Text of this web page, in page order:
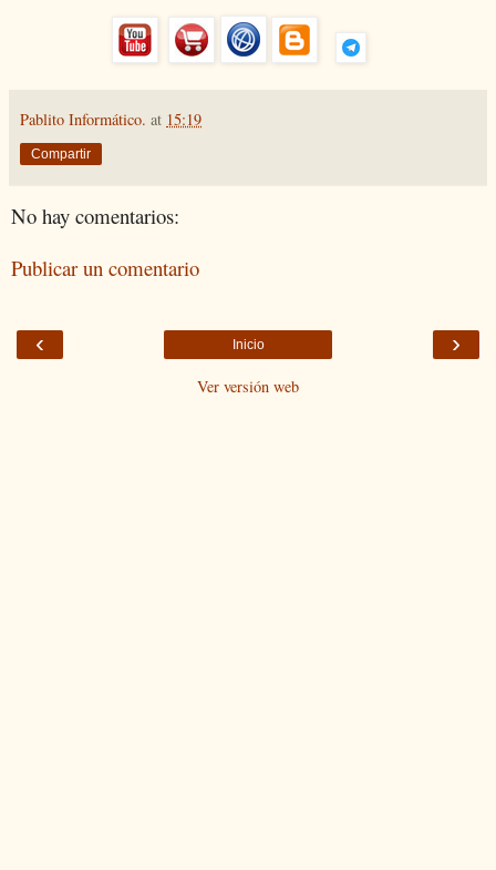
Pablito Informático. at 15:19
Compartir
No hay comentarios:
Publicar un comentario
‹ ›
Inicio
Ver versión web